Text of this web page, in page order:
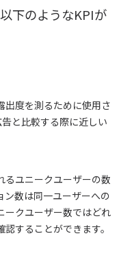
下のようなKPIが
出度を測るために使用さ
と比較する際に近しい
るユニークユーザーの数
ン数は同一ユーザーへの
ークユーザー数ではどれ
することができます。